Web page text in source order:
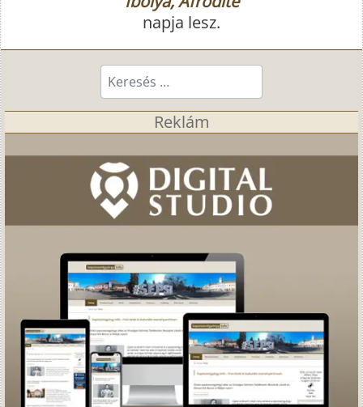
napja lesz.
Keresés...
Reklám